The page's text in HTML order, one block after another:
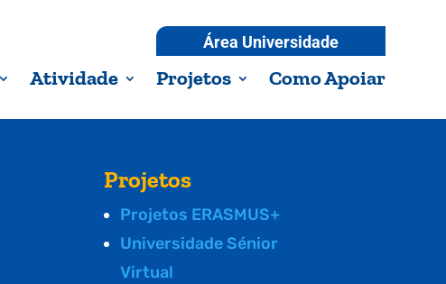
Área Universidade
Atividade Projetos Como Apoiar
Projetos
Projetos ERASMUS+
Universidade Sénior
Virtual